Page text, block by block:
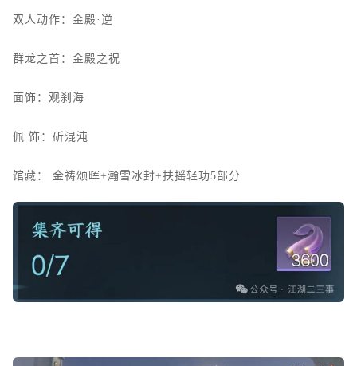
双人动作：金殿·逆
群龙之首：金殿之祝
面饰：观刹海
佩 饰：斫混沌
馆藏： 金祷颂晖+瀚雪冰封+扶摇轻功5部分